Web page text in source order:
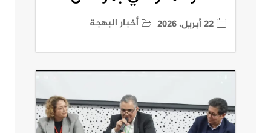
22 أبريل، 2026 أخبار البهجة